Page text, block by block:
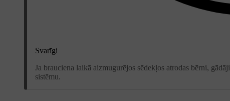
Svarīgi
Ja brauciena laikā aizmugurējos sēdekļos atrodas bērni,
sistēmu.